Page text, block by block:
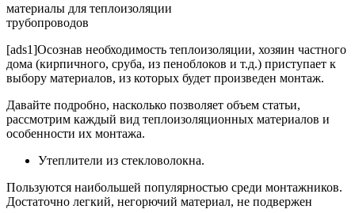
материалы для теплоизоляции
трубопроводов
[ads1]Осознав необходимость теплоизоляции, хозяин частного
дома (кирпичного, сруба, из пеноблоков и т.д.) приступает к
выбору материалов, из которых будет произведен монтаж.
Давайте подробно, насколько позволяет объем статьи,
рассмотрим каждый вид теплоизоляционных материалов и
особенности их монтажа.
Утеплители из стекловолокна.
Пользуются наибольшей популярностью среди монтажников.
Достаточно легкий, негорючий материал, не подвержен